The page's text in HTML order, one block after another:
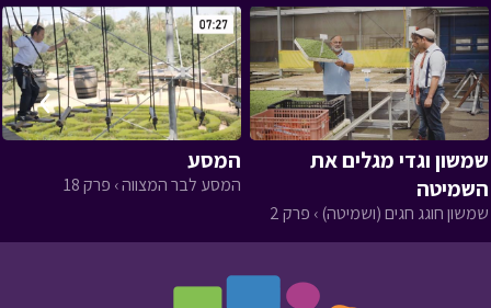
שמשון וגדי מגלים את
השמיטה
שמשון חוגג חגים (ושמיטה) › פרק 2
המסע
המסע לבר המצווה › פרק 18
‹
›